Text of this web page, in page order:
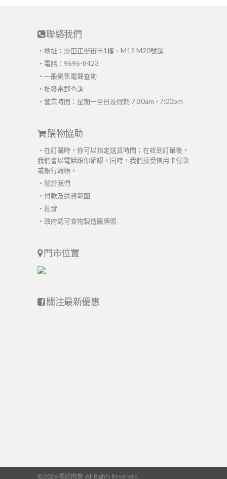
聯絡我們
・地址：沙田正街街市1樓、M12 M20號舖
・電話：9696-8423
・ 一般銷售電郵查詢
・ 批發電郵查詢
・營業時間：星期一至日及假期 7:30am - 7:00pm
購物協助
・在訂購時，你可以指定送貨時間；在收到訂單後，
我們會以電話跟你確認。同時，我們接受信用卡付款
或銀行轉帳。
・ 關於我們
・ 付款及送貨範圍
・ 批發
・ 政府認可食物製造廠牌照
門市位置
關注最新優惠
© 2026 標記肉食 ·All Rights Reserved.